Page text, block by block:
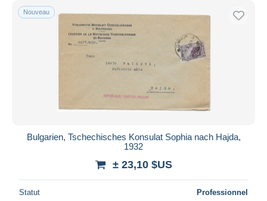
Nouveau
Bulgarien, Tschechisches Konsulat Sophia nach Hajda,
1932
± 23,10 $US
Statut Professionnel